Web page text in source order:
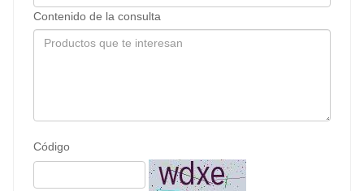
Contenido de la consulta
Código